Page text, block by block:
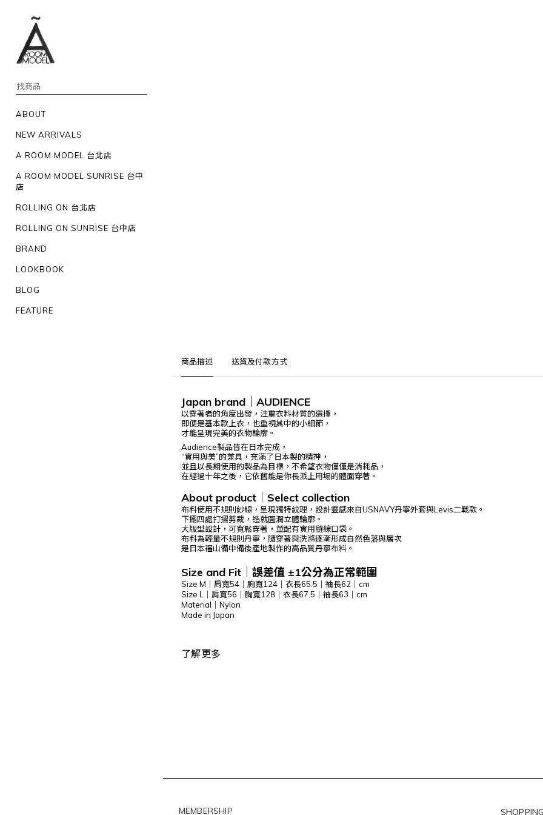
ABOUT
NEW ARRIVALS
A ROOM MODEL 台北店
A ROOM MODEL SUNRISE 台中
店
ROLLING ON 台北店
ROLLING ON SUNRISE 台中店
BRAND
LOOKBOOK
BLOG
FEATURE
商品描述 送貨及付款方式
Japan brand｜ AUDIENCE
以穿著者的角度出發，注重衣料材質的選擇，
即便是基本款上衣，也重視其中的小細節，
才能呈現完美的衣物輪廓。
Audience製品皆在日本完成，
“實用與美”的兼具，充滿了日本製的精神，
並且以長期使用的製品為目標，不希望衣物僅僅是消耗品，
在經過十年之後，它依舊能是你長派上用場的體面穿著。
About product｜ Select collection
布料使用不規則紗線，呈現獨特紋理，設計靈感來自USNAVY丹寧外套與Levis二戰款。
下擺四處打摺剪裁，造就圓潤立體輪廓。
大版型設計，可寬鬆穿著，並配有實用縫線口袋。
布料為輕量不規則丹寧，隨穿著與洗滌逐漸形成自然色落與層次
是日本福山備中備後產地製作的高品質丹寧布料。
Size and Fit｜ 誤差值 ±1公分為正常範圍
Size M｜肩寬54｜胸寬124｜衣長65.5｜袖長62｜cm
Size L｜肩寬56｜胸寬128｜衣長67.5｜袖長63｜cm
Material｜Nylon
Made in Japan
了解更多
MEMBERSHIP